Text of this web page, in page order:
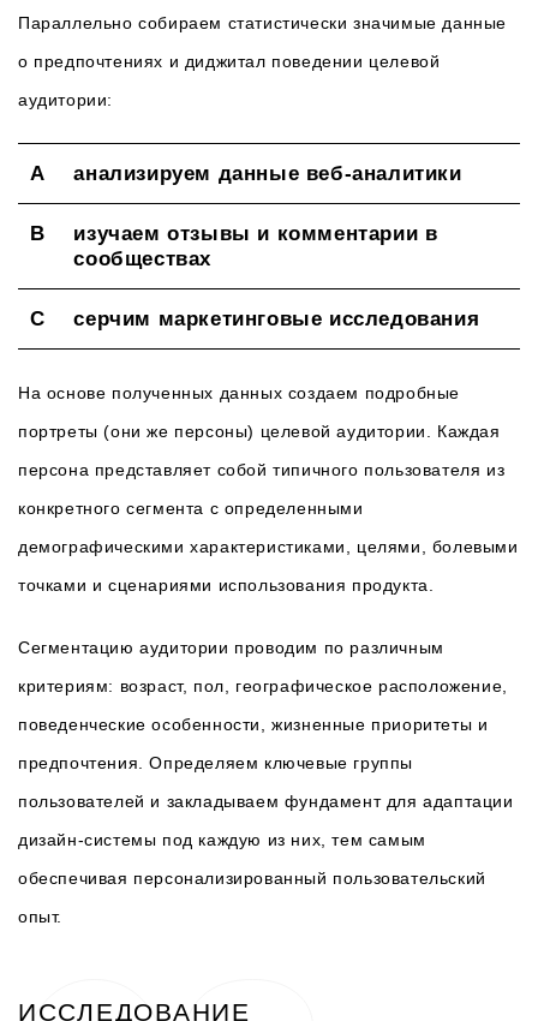
Параллельно собираем статистически значимые данные
о предпочтениях и диджитал поведении целевой
аудитории:
анализируем данные веб-аналитики
изучаем отзывы и комментарии в
сообществах
серчим маркетинговые исследования
На основе полученных данных создаем подробные
портреты (они же персоны) целевой аудитории. Каждая
персона представляет собой типичного пользователя из
конкретного сегмента с определенными
демографическими характеристиками, целями, болевыми
точками и сценариями использования продукта.
Сегментацию аудитории проводим по различным
критериям: возраст, пол, географическое расположение,
поведенческие особенности, жизненные приоритеты и
предпочтения. Определяем ключевые группы
пользователей и закладываем фундамент для адаптации
дизайн-системы под каждую из них, тем самым
обеспечивая персонализированный пользовательский
опыт.
ИССЛЕДОВАНИЕ